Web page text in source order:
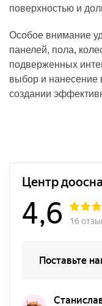
поверхностью и
Особое внимание
панелей, пола,
подверженных
выбор и нанесение
создании